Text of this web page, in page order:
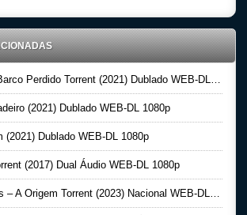
Perdido Torrent (2021) Dublado WEB-DL 1080p
(2021) Dublado WEB-DL 1080p
(2021) Dublado WEB-DL 1080p
(2017) Dual Áudio WEB-DL 1080p
A Origem Torrent (2023) Nacional WEB-DL 1080p